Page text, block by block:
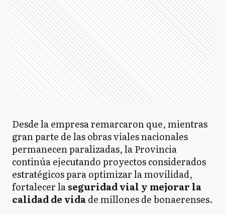
Desde la empresa remarcaron que, mientras
gran parte de las obras viales nacionales
permanecen paralizadas, la Provincia
continúa ejecutando proyectos considerados
estratégicos para optimizar la movilidad,
fortalecer laseguridad vial y mejorar la
calidad de vidade millones de bonaerenses.